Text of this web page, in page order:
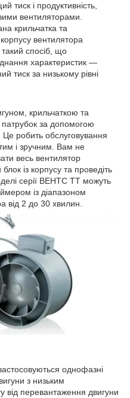
тиск і продуктивність,
вентиляторами.
крильчатка та
вентилятора
такий спосіб, що
характеристик —
тиск за низькому рівні
крильчаткою та
за допомогою
Це робить обслуговування
і зручним. Вам не
весь вентилятор
із корпусу та проведіть
серії ВЕНТС ТТ можуть
із діапазоном
від 2 до 30 хвилин.
однофазні
з низьким
від перевантаження двигуни